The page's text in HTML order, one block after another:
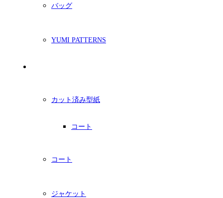
バッグ
YUMI PATTERNS
カット済み型紙
コート
コート
ジャケット